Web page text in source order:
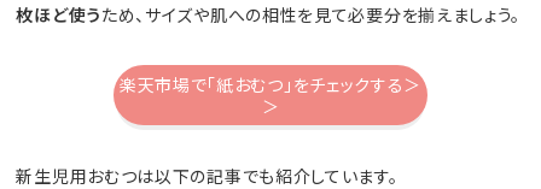
枚ほど使うため、サイズや肌への相性を見て必要分を揃えましょう。
楽天市場で「紙おむつ」をチェックする＞
＞
新生児用おむつは以下の記事でも紹介しています。